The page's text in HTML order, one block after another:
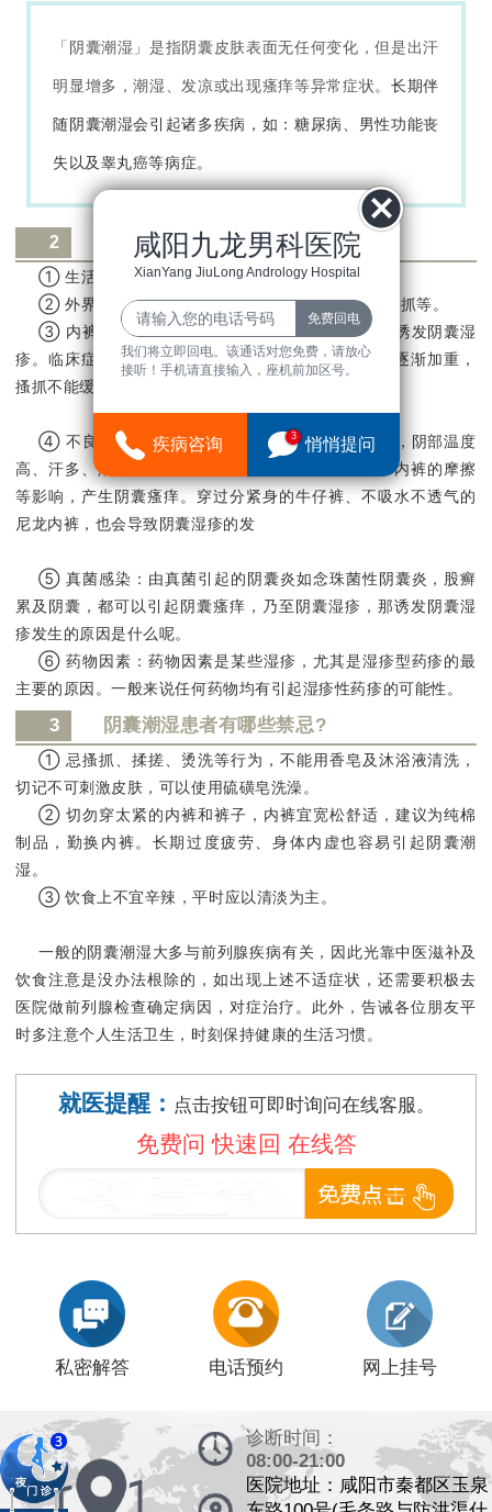
「阴囊潮湿」是指阴囊皮肤表面无任何变化，但是出汗
明显增多，潮湿、发凉或出现瘙痒等异常症状。 长期伴
随阴囊潮湿会引起诸多疾病，如：糖尿病、男性功能丧
失以及睾丸癌等病症。
2
它为何偏偏「青睐」你?
① 生活、工作的环境潮湿，空气的湿度比较大。
② 外界刺激，寒冷或炎热，出汗比较多，过度的搔抓等。
③ 内裤较紧，或异物摩擦，穿化纤的内裤都可以诱发阴囊湿
疹。临床症状主要是：瘙痒，随着病情的发展，瘙痒逐渐加重，
搔抓不能缓解瘙痒，严重者影响睡眠和工作。
④ 不良卫生习惯：体力劳动者多见，尤其在夏天，阴部温度
高、汗多、潮湿、透气差，阴囊皮肤受到汗液浸渍、内裤的摩擦
等影响，产生阴囊瘙痒。穿过分紧身的牛仔裤、不吸水不透气的
尼龙内裤，也会导致阴囊湿疹的发
⑤ 真菌感染：由真菌引起的阴囊炎如念珠菌性阴囊炎，股癣
累及阴囊，都可以引起阴囊瘙痒，乃至阴囊湿疹，那诱发阴囊湿
疹发生的原因是什么呢。
⑥ 药物因素：药物因素是某些湿疹，尤其是湿疹型药疹的最
主要的原因。一般来说任何药物均有引起湿疹性药疹的可能性。
3 阴囊潮湿患者有哪些禁忌?
① 忌搔抓、揉搓、烫洗等行为，不能用香皂及沐浴液清洗，
切记不可刺激皮肤，可以使用硫磺皂洗澡。
② 切勿穿太紧的内裤和裤子，内裤宜宽松舒适，建议为纯棉
制品，勤换内裤。长期过度疲劳、身体内虚也容易引起阴囊潮
湿。
③ 饮食上不宜辛辣，平时应以清淡为主。
一般的阴囊潮湿大多与前列腺疾病有关，因此光靠中医滋补及
饮食注意是没办法根除的，如出现上述不适症状，还需要积极去
医院做前列腺检查确定病因，对症治疗。此外，告诫各位朋友平
时多注意个人生活卫生，时刻保持健康的生活习惯。
就医提醒： 点击按钮可即时询问在线客服。
免费问 快速回 在线答
私密解答 电话预约 网上挂号
诊断时间：
08:00-21:00
医院地址：咸阳市秦都区玉泉
咸阳九龙男科医院
XianYang JiuLong Andrology Hospital
我们将立即回电。该通话对您免费，请放心
接听！手机请直接输入，座机前加区号。
疾病咨询 3 悄悄提问